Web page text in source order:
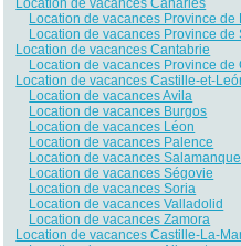
Location de vacances Province de
Location de vacances Province de
Location de vacances Cantabrie
Location de vacances Province de
Location de vacances Castille-et-
Location de vacances Avila
Location de vacances Burgos
Location de vacances Léon
Location de vacances Palence
Location de vacances Salamanque
Location de vacances Ségovie
Location de vacances Soria
Location de vacances Valladolid
Location de vacances Zamora
Location de vacances Castille-La-